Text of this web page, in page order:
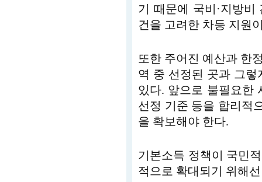
기 때문에 국비·지방
건을 고려한 차등 지원
또한 주어진 예산과 한
역 중 선정된 곳과 그
있다. 앞으로 불필요한
선정 기준 등을 합리적
을 확보해야 한다.
기본소득 정책이 국민
적으로 확대되기 위해